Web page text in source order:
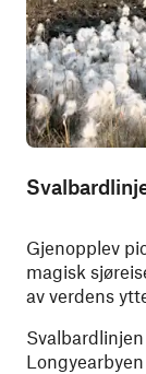
Gjenopplev
magisk
av verdens